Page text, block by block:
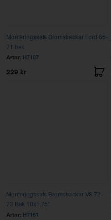
Monteringssats Bromsbackar Ford 65-
71 bak
Artnr: H7107
229 kr
Monteringssats Bromsbackar V8 72-
73 Bak 10x1,75"
Artnr: H7161